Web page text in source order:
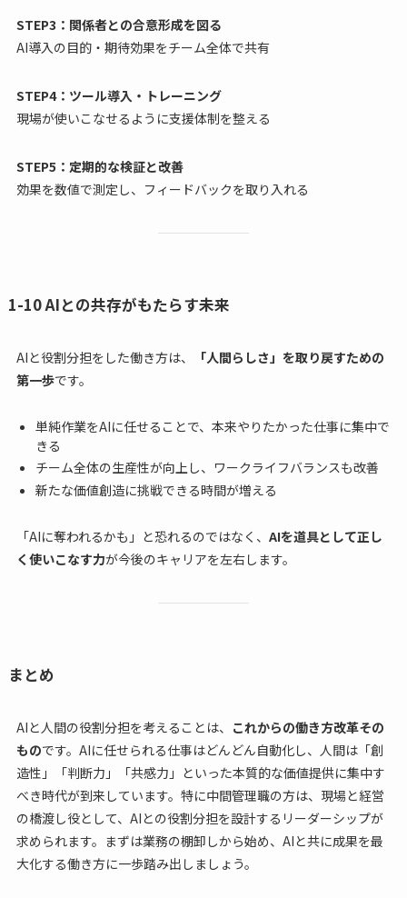
STEP3：関係者との合意形成を図る
AI導入の目的・期待効果をチーム全体で共有
STEP4：ツール導入・トレーニング
現場が使いこなせるように支援体制を整える
STEP5：定期的な検証と改善
効果を数値で測定し、フィードバックを取り入れる
1-10 AIとの共存がもたらす未来
AIと役割分担をした働き方は、
「人間らしさ」を取り戻すための
第一歩です。
単純作業をAIに任せることで、本来やりたかった仕事に集中で
きる
チーム全体の生産性が向上し、ワークライフバランスも改善
新たな価値創造に挑戦できる時間が増える
「AIに奪われるかも」と恐れるのではなく、 AIを道具として正し
く使いこなす力が今後のキャリアを左右します。
まとめ
AIと人間の役割分担を考えることは、 これからの働き方改革その
ものです。AIに任せられる仕事はどんどん自動化し、人間は「創
造性」「判断力」「共感力」といった本質的な価値提供に集中す
べき時代が到来しています。特に中間管理職の方は、現場と経営
の橋渡し役として、AIとの役割分担を設計するリーダーシップが
求められます。まずは業務の棚卸しから始め、AIと共に成果を最
大化する働き方に一歩踏み出しましょう。